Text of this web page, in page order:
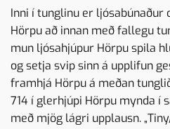
Inni í tunglinu er ljósabúnaður
Hörpu að innan með fallegu
mun ljósahjúpur Hörpu spila
og setja svip sinn á upplifun
framhjá Hörpu á meðan
714 í glerhjúpi Hörpu mynda í
með mjög lágri upplausn. „